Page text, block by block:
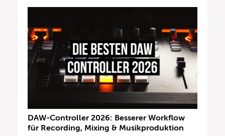
DAW-Controller 2026: Besserer Workflow
für Recording, Mixing & Musikproduktion